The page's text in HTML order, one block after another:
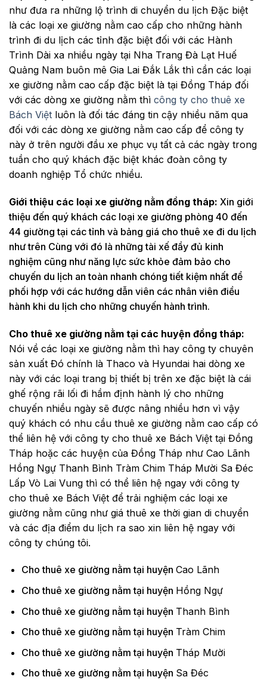
như đưa ra những lộ trình di chuyển du lịch Đặc biệt
là các loại xe giường nằm cao cấp cho những hành
trình đi du lịch các tỉnh đặc biệt đối với các Hành
Trình Dài xa nhiều ngày tại Nha Trang Đà Lạt Huế
Quảng Nam buôn mê Gia Lai Đắk Lắk thì cần các loại
xe giường nằm cao cấp đặc biệt là tại Đồng Tháp đối
với các dòng xe giường nằm thì công ty cho thuê xe
Bách Việt luôn là đối tác đáng tin cậy nhiều năm qua
đối với các dòng xe giường nằm cao cấp để công ty
này ở trên người đầu xe phục vụ tất cả các ngày trong
tuần cho quý khách đặc biệt khác đoàn công ty
doanh nghiệp Tổ chức nhiều.
Giới thiệu các loại xe giường nằm đồng tháp: Xin giới
thiệu đến quý khách các loại xe giường phòng 40 đến
44 giường tại các tỉnh và bảng giá cho thuê xe đi du lịch
như trên Cùng với đó là những tài xế đầy đủ kinh
nghiệm cũng như năng lực sức khỏe đảm bảo cho
chuyến du lịch an toàn nhanh chóng tiết kiệm nhất để
phối hợp với các hướng dẫn viên các nhân viên điều
hành khi du lịch cho những chuyến hành trình.
Cho thuê xe giường nằm tại các huyện đồng tháp:
Nói về các loại xe giường nằm thì hay công ty chuyên
sản xuất Đó chính là Thaco và Hyundai hai dòng xe
này với các loại trang bị thiết bị trên xe đặc biệt là cái
ghế rộng rãi lối đi hầm định hành lý cho những
chuyến nhiều ngày sẽ được nâng nhiều hơn vì vậy
quý khách có nhu cầu thuê xe giường nằm cao cấp có
thể liên hệ với công ty cho thuê xe Bách Việt tại Đồng
Tháp hoặc các huyện của Đồng Tháp như Cao Lãnh
Hồng Ngự Thanh Bình Tràm Chim Tháp Mười Sa Đéc
Lấp Vò Lai Vung thì có thể liên hệ ngay với công ty
cho thuê xe Bách Việt để trải nghiệm các loại xe
giường nằm cũng như giá thuê xe thời gian di chuyển
và các địa điểm du lịch ra sao xin liên hệ ngay với
công ty chúng tôi.
Cho thuê xe giường nằm tại huyện Cao Lãnh
Cho thuê xe giường nằm tại huyện Hồng Ngự
Cho thuê xe giường nằm tại huyện Thanh Bình
Cho thuê xe giường nằm tại huyện Tràm Chim
Cho thuê xe giường nằm tại huyện Tháp Mười
Cho thuê xe giường nằm tại huyện Sa Đéc